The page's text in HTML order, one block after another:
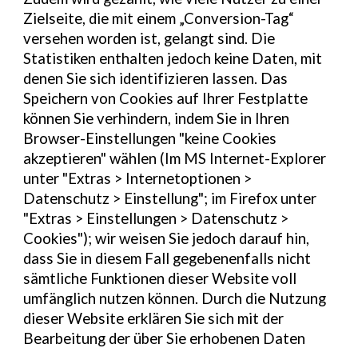
Zielseite, die mit einem „Conversion-Tag“
versehen worden ist, gelangt sind. Die
Statistiken enthalten jedoch keine Daten, mit
denen Sie sich identifizieren lassen. Das
Speichern von Cookies auf Ihrer Festplatte
können Sie verhindern, indem Sie in Ihren
Browser-Einstellungen "keine Cookies
akzeptieren" wählen (Im MS Internet-Explorer
unter "Extras > Internetoptionen >
Datenschutz > Einstellung"; im Firefox unter
"Extras > Einstellungen > Datenschutz >
Cookies"); wir weisen Sie jedoch darauf hin,
dass Sie in diesem Fall gegebenenfalls nicht
sämtliche Funktionen dieser Website voll
umfänglich nutzen können. Durch die Nutzung
dieser Website erklären Sie sich mit der
Bearbeitung der über Sie erhobenen Daten